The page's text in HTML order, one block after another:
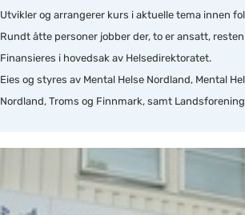
Utvikler og arrangerer kurs i aktuelle tema innen
Rundt åtte personer jobber der, to er ansatt,
Finansieres i hovedsak av Helsedirektoratet.
Eies og styres av Mental Helse Nordland, Mental
Nordland, Troms og Finnmark, samt